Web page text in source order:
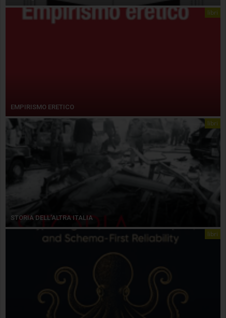
libri
EMPIRISMO ERETICO
libri
STORIA DELL’ALTRA ITALIA
libri